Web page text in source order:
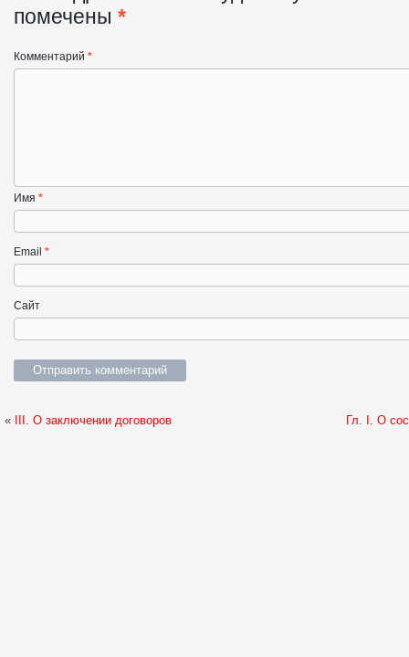
помечены *
Комментарий *
Имя *
Email *
Сайт
« III. О заключении договоров Гл. I. О